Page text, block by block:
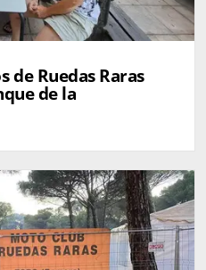
de Ruedas Raras
de la